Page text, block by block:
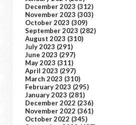
December 2023 (312)
November 2023 (303)
October 2023 (309)
September 2023 (282)
August 2023 (310)
July 2023 (291)
June 2023 (297)
May 2023 (311)
April 2023 (297)
March 2023 (310)
February 2023 (295)
January 2023 (281)
December 2022 (236)
November 2022 (361)
October 2022 (345)